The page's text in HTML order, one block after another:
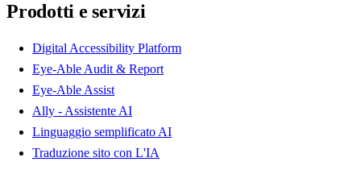
Prodotti e servizi
Digital Accessibility Platform
Eye-Able Audit & Report
Eye-Able Assist
Ally - Assistente AI
Linguaggio semplificato AI
Traduzione sito con L'IA